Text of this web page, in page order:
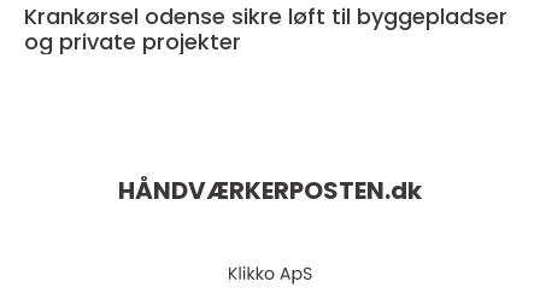
Krankørsel odense sikre løft til byggepladser
og private projekter
HÅNDVÆRKERPOSTEN.dk